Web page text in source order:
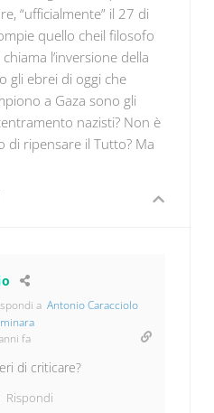
“ufficialmente” il 27 di
quello cheil filosofo
l’inversione della
gli ebrei di oggi che
a Gaza sono gli
nazisti? Non è
ripensare il Tutto? Ma
a Antonio Caracciolo
fa
di criticare?
Rispondi